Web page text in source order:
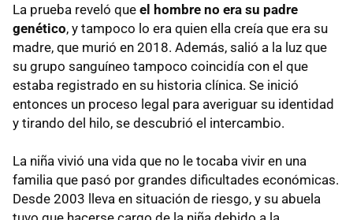
La prueba reveló que el hombre no era su padre
genético, y tampoco lo era quien ella creía que era su
madre, que murió en 2018. Además, salió a la luz que
su grupo sanguíneo tampoco coincidía con el que
estaba registrado en su historia clínica. Se inició
entonces un proceso legal para averiguar su identidad
y tirando del hilo, se descubrió el intercambio.
La niña vivió una vida que no le tocaba vivir en una
familia que pasó por grandes dificultades económicas.
Desde 2003 lleva en situación de riesgo, y su abuela